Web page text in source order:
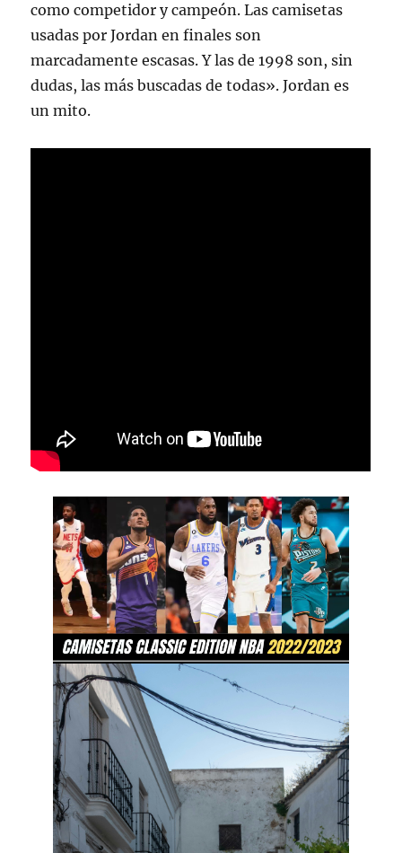
como competidor y campeón. Las camisetas
usadas por Jordan en finales son
marcadamente escasas. Y las de 1998 son, sin
dudas, las más buscadas de todas». Jordan es
un mito.